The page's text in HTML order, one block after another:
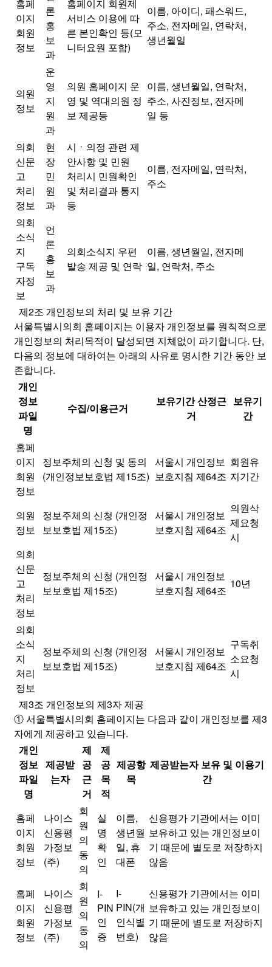
홈페
이지
회원
정보
론
홍
보
과
홈페이지 회원제
서비스 이용에 따
른 본인확인 등(모
니터요원 포함)
이름, 아이디, 패스워드,
주소, 전자메일, 연락처,
생년월일
의원
정보
운
영
지
원
과
의원 홈페이지 운
영 및 역대의원 정
보 제공등
이름, 생년월일, 연락처,
주소, 사진정보, 전자메
일 등
의회
신문
고
처리
정보
현
장
민
원
과
시ㆍ의정 관련 제
안사항 및 민원
처리시 민원확인
및 처리결과 통지
등
이름, 전자메일, 연락처,
주소
의회
소식
지
구독
자정
보
언
론
홍
보
과
의회소식지 우편
발송 제공 및 연락
이름, 생년월일, 전자메
일, 연락처, 주소
제2조 개인정보의 처리 및 보유 기간
서울특별시의회 홈페이지는 이용자 개인정보를 원칙적으로
개인정보의 처리목적이 달성되면 지체없이 파기합니다. 단,
다음의 정보에 대하여는 아래의 사유로 명시한 기간 동안 보
존합니다.
개인
정보
파일
명
수집/이용근거
보유기간 산정근
거
보유기
간
홈페
이지
회원
정보
정보주체의 신청 및 동의
(개인정보보호법 제15조)
서울시 개인정보
보호지침 제64조
회원유
지기간
의원
정보
정보주체의 신청 (개인정
보보호법 제15조)
서울시 개인정보
보호지침 제64조
의원삭
제요청
시
의회
신문
고
처리
정보
정보주체의 신청 (개인정
보보호법 제15조)
서울시 개인정보
보호지침 제64조
10년
의회
소식
지
처리
정보
정보주체의 신청 (개인정
보보호법 제15조)
서울시 개인정보
보호지침 제64조
구독취
소요청
시
제3조 개인정보의 제3자 제공
① 서울특별시의회 홈페이지는 다음과 같이 개인정보를 제3
자에게 제공하고 있습니다.
개인
정보
파일
명
제공받
는자
제
공
근
거
제
공
목
적
제공항
목
제공받는자 보유 및 이용기
간
홈페
이지
회원
정보
나이스
신용평
가정보
(주)
회
원
의
동
의
실
명
확
인
이름,
생년월
일, 휴
대폰
신용평가 기관에서는 이미
보유하고 있는 개인정보이
기 때문에 별도로 저장하지
않음
홈페
이지
회원
정보
나이스
신용평
가정보
(주)
회
원
의
동
의
I-
PIN
인
증
I-
PIN(개
인식별
번호)
신용평가 기관에서는 이미
보유하고 있는 개인정보이
기 때문에 별도로 저장하지
않음